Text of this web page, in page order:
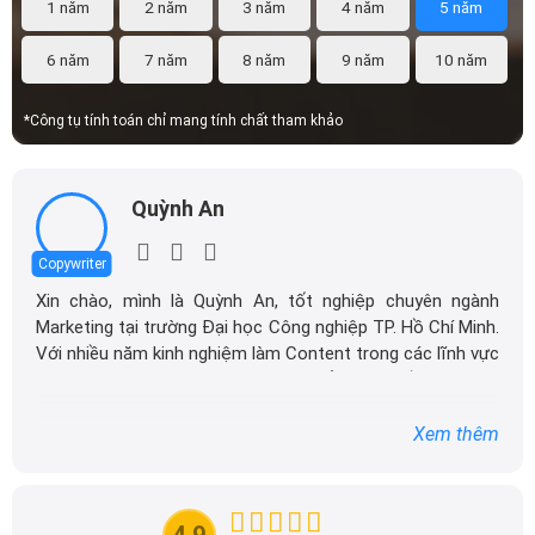
VF6 được trang bị bộ lazang 5 chấu
cụm đèn nhận diện thương hiệu VinFast kéo dài sang hai bên,
tạo điểm nhấn đặc biệt khi kết hợp với đèn LED chiếu hậu và
đèn pha phía trên, đem lại sự hoàn thiện cho phần đuôi của xe.
1 năm 2 năm 3 năm 4 năm 5 năm
6 năm 7 năm 8 năm 9 năm 10 năm
*Công tụ tính toán chỉ mang tính chất tham khảo
Copywriter
Quỳnh An
Xin chào, mình là Quỳnh An, tốt nghiệp chuyên ngành
Marketing tại trường Đại học Công nghiệp TP. Hồ Chí Minh.
Với nhiều năm kinh nghiệm làm Content trong các lĩnh vực
vực ô tô. Hiện tại, mình đang làm việc tại DailyXe, nơi mình
mang đến những thông tin giá trị cho cộng đồng.
Xem thêm